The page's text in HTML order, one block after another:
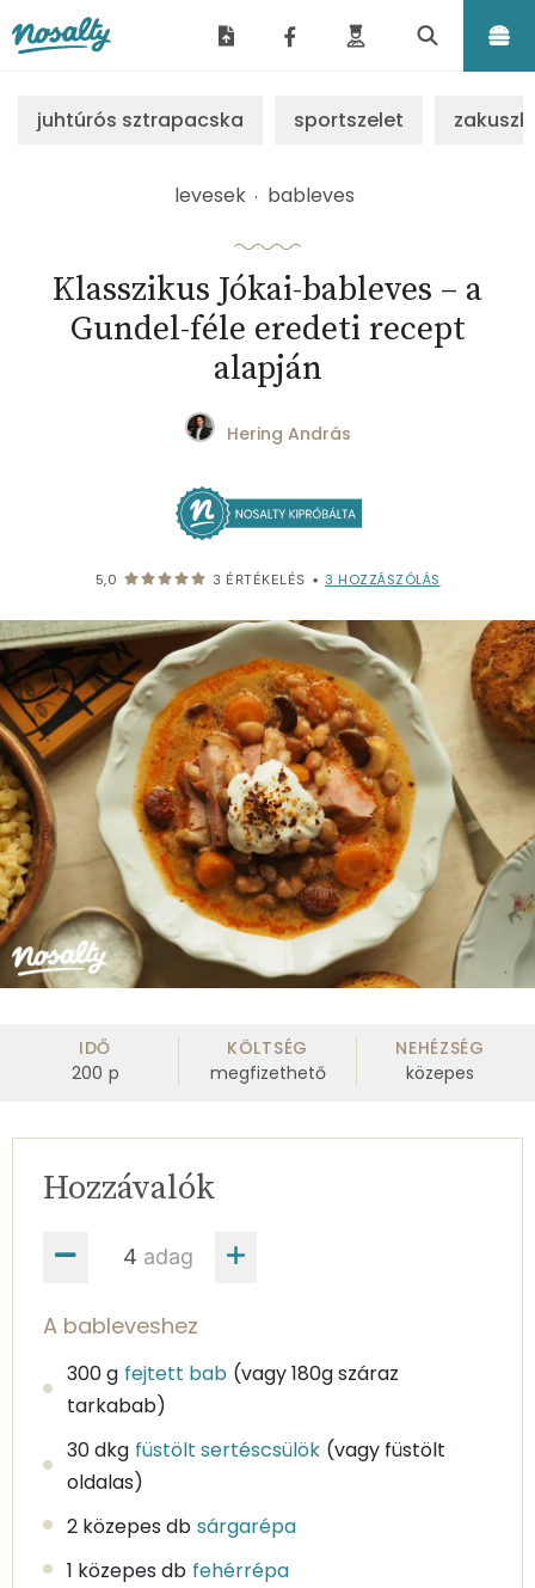
juhtúrós sztrapacska sportszelet
levesek bableves
Klasszikus Jókai-bableves – a
Gundel-féle eredeti recept
alapján
Hering András
5,0 3 ÉRTÉKELÉS • 3 HOZZÁSZÓLÁS
IDŐ
200 p
KÖLTSÉG
megfizethető
NEHÉZSÉG
közepes
adag
Hozzávalók
A bableveshez
300 g fejtett bab (vagy 180g száraz
tarkabab)
30 dkg füstölt sertéscsülök (vagy füstölt
oldalas)
2 közepes db sárgarépa
1 közepes db fehérrépa